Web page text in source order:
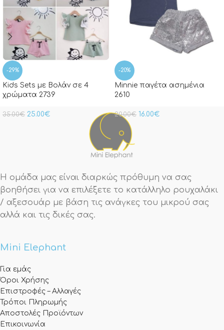
-29%
Kids Sets με Βολάν σε 4
χρώματα 2739
35.00€ 25.00€
-20%
Minnie παγέτα ασημένια
2610
20.00€ 16.00€
Η ομάδα μας είναι διαρκώς πρόθυμη να σας
βοηθήσει για να επιλέξετε το κατάλληλο ρουχαλάκι
/ αξεσουάρ με βάση τις ανάγκες του μικρού σας
αλλά και τις δικές σας.
Mini Elephant
Για εμάς
Όροι Χρήσης
Επιστροφές – Αλλαγές
Τρόποι Πληρωμής
Αποστολές Προϊόντων
Επικοινωνία